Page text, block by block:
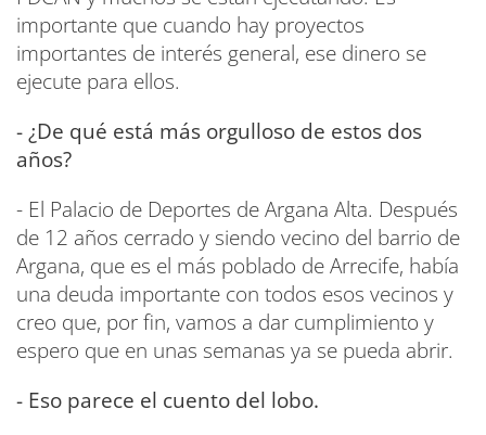
importante que cuando hay proyectos
importantes de interés general, ese dinero se
ejecute para ellos.
- ¿De qué está más orgulloso de estos dos
años?
- El Palacio de Deportes de Argana Alta. Después
de 12 años cerrado y siendo vecino del barrio de
Argana, que es el más poblado de Arrecife, había
una deuda importante con todos esos vecinos y
creo que, por fin, vamos a dar cumplimiento y
espero que en unas semanas ya se pueda abrir.
- Eso parece el cuento del lobo.